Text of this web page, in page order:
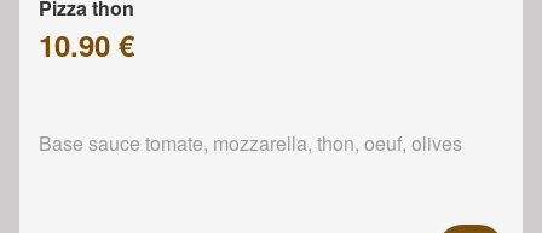
Pizza thon
10.90 €
Base sauce tomate, mozzarella, thon, oeuf, olives